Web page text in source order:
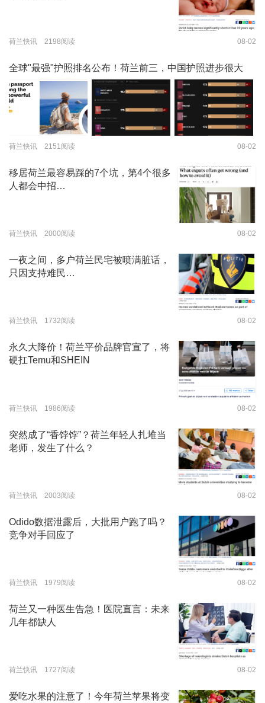
荷兰快讯 2198阅读 08-02
全球"最强"护照排名公布！荷兰前三，中国护照进步很大
荷兰快讯 2151阅读 08-02
移居荷兰最容易踩的7个坑，第4个很多
人都会中招…
荷兰快讯 2000阅读 08-02
一夜之间，多户荷兰民宅被喷满脏话，
只因支持难民…
荷兰快讯 1732阅读 08-02
永久大降价！荷兰平价品牌官宣了，将
硬扛Temu和SHEIN
荷兰快讯 1986阅读 08-02
突然成了“香饽饽”？荷兰年轻人扎堆当
老师，发生了什么？
荷兰快讯 2003阅读 08-02
Odido数据泄露后，大批用户跑了吗？
竞争对手回应了
荷兰快讯 1979阅读 08-02
荷兰又一种医生告急！医院直言：未来
几年都缺人
荷兰快讯 1727阅读 08-02
爱吃水果的注意了！今年荷兰苹果将变